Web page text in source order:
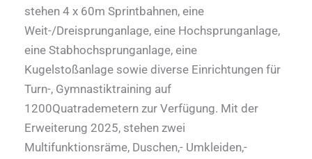
stehen 4 x 60m Sprintbahnen, eine
Weit-/Dreisprunganlage, eine Hochsprunganlage,
eine Stabhochsprunganlage, eine
Kugelstoßanlage sowie diverse Einrichtungen für
Turn-, Gymnastiktraining auf
1200Quatrademetern zur Verfügung. Mit der
Erweiterung 2025, stehen zwei
Multifunktionsräme, Duschen,- Umkleiden,-